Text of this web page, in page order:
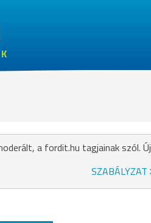
a fordit.hu tagjainak szól.
SZABÁLYZAT